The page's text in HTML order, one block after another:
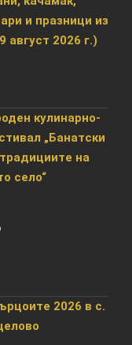
и празници из
август 2026 г.)
кулинарно-
„Банатски
на
село“
2026 в с.